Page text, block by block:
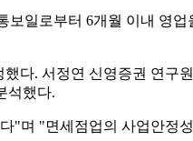
일로부터 6개월 이내 영
다. 서정연 신영증권 연구
석했다.
"며 "면세점업의 사업안정